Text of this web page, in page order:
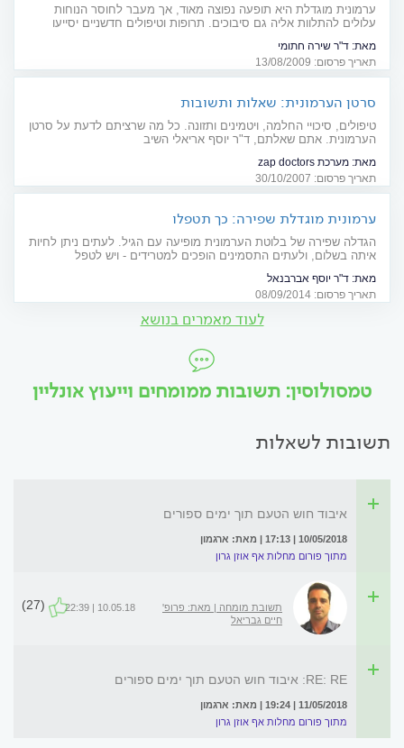
ערמונית מוגדלת היא תופעה נפוצה מאוד, אך מעבר לחוסר הנוחות
עלולים להתלוות אליה גם סיבוכים. תרופות וטיפולים חדשניים יסייעו
מאת: ד"ר שירה חתומי
תאריך פרסום: 13/08/2009
סרטן הערמונית: שאלות ותשובות
טיפולים, סיכויי החלמה, ויטמינים ותזונה. כל מה שרציתם לדעת על סרטן
הערמונית. אתם שאלתם, ד"ר יוסף אריאלי השיב
מאת: מערכת zap doctors
תאריך פרסום: 30/10/2007
ערמונית מוגדלת שפירה: כך תטפלו
הגדלה שפירה של בלוטת הערמונית מופיעה עם הגיל. לעתים ניתן לחיות
איתה בשלום, ולעתים התסמינים הופכים למטרידים - ויש לטפל
מאת: ד"ר יוסף אברבנאל
תאריך פרסום: 08/09/2014
לעוד מאמרים בנושא
טמסולוסין: תשובות ממומחים וייעוץ אונליין
תשובות לשאלות
איבוד חוש הטעם תוך ימים ספורים
10/05/2018 | 17:13 | מאת: ארגמון
מתוך פורום מחלות אף אוזן גרון
תשובת מומחה | מאת: פרופ'
חיים גבריאל
10.05.18 | 22:39
(27)
RE: RE: איבוד חוש הטעם תוך ימים ספורים
11/05/2018 | 19:24 | מאת: ארגמון
מתוך פורום מחלות אף אוזן גרון